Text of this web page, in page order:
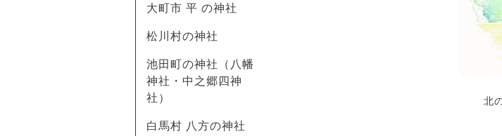
北
大町市 平 の神社
松川村の神社
池田町の神社（八幡
神社・中之郷四神
社）
白馬村 八方の神社